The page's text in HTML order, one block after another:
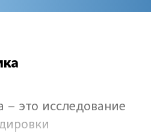
– это исследование